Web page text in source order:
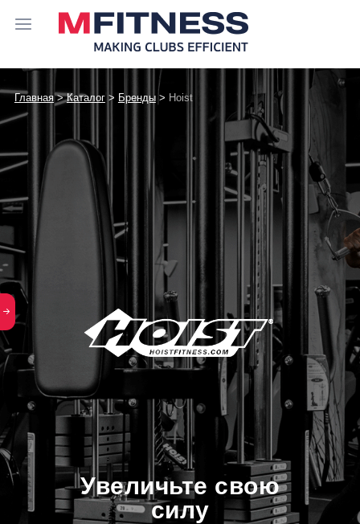
Увеличьте свою
силу
Главная>Каталог> Бренды> Hoist